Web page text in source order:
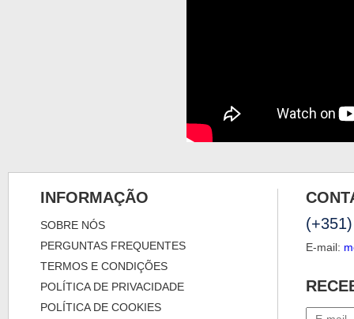
INFORMAÇÃO
SOBRE NÓS
PERGUNTAS FREQUENTES
TERMOS E CONDIÇÕES
POLÍTICA DE PRIVACIDADE
POLÍTICA DE COOKIES
E-mail: